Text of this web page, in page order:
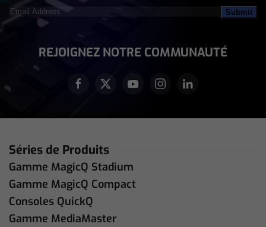
Email
Address(Nécessaire)
REJOIGNEZ NOTRE COMMUNAUTÉ
Séries de Produits
Gamme MagicQ Stadium
Gamme MagicQ Compact
Consoles QuickQ
Gamme MediaMaster